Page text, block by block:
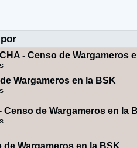
- Censo de Wargameros
Wargameros en la BSK
Censo de Wargameros en la
de Wargameros en la BSK